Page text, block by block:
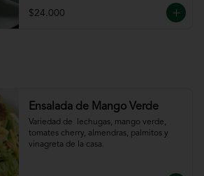
$24.000
Ensalada de Mango Verde
Variedad de  lechugas, mango verde,
tomates cherry, almendras, palmitos y
vinagreta de la casa.